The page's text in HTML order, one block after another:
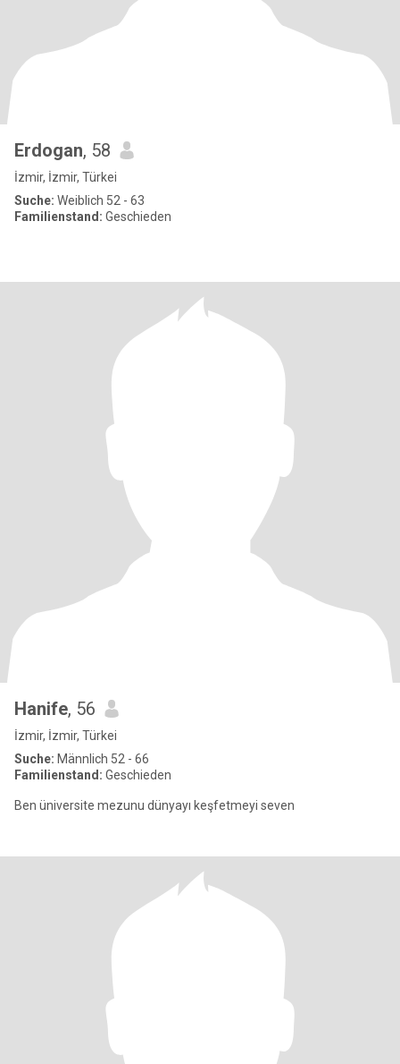
Erdogan, 58
İzmir, İzmir, Türkei
Suche: Weiblich 52 - 63
Familienstand: Geschieden
Hanife, 56
İzmir, İzmir, Türkei
Suche: Männlich 52 - 66
Familienstand: Geschieden
Ben üniversite mezunu dünyayı keşfetmeyi seven